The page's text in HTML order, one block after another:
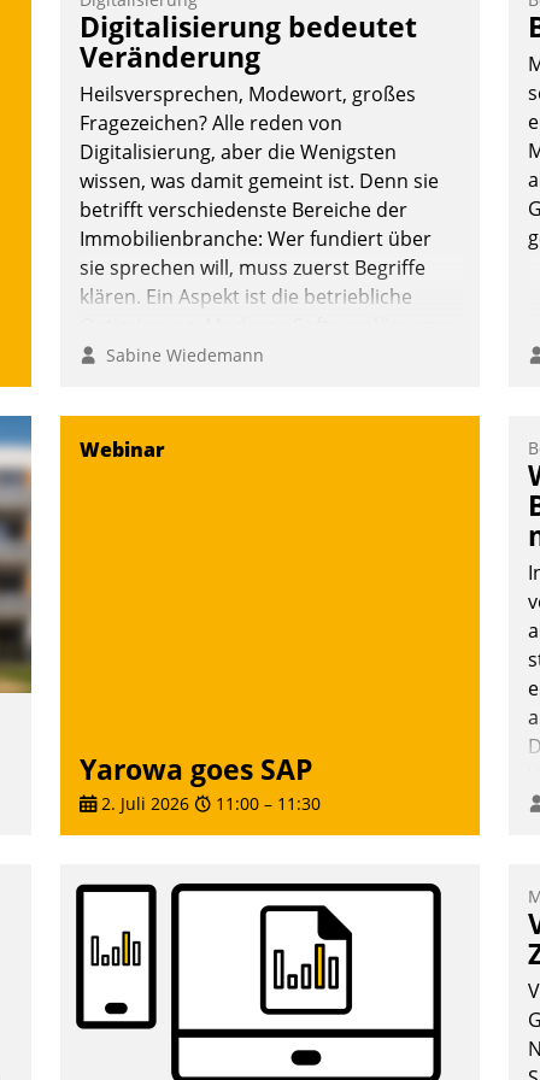
Vernetzungsideen fürs Quartier.
Dazwischen zeigte Datatrain, was es
Neues zu bieten hat.
Nadja Hußmann
Digitalisierung bedeutet
Veränderung
Heilsversprechen, Modewort, großes
Fragezeichen? Alle reden von
Digitalisierung, aber die Wenigsten
wissen, was damit gemeint ist. Denn sie
betrifft verschiedenste Bereiche der
Immobilienbranche: Wer fundiert über
sie sprechen will, muss zuerst Begriffe
klären. Ein Aspekt ist die betriebliche
ermöglichen große Einsparungen durch
Doch man darf nicht zu viel erwarten:
Allein mit der Einführung einer neuen
Sabine Wiedemann
Webinar
Yarowa goes SAP
2. Juli 2026 11:00 – 11:30